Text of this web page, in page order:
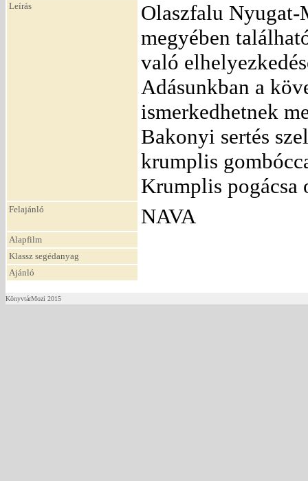
Leírás
Olaszfalu Nyugat-
megyében
való
Adásunkban a
ismerkedhetnek
Bakonyi sertés
krumplis
Krumplis pogácsa
Felajánló NAVA
Alapfilm
Klassz segédanyag
Ajánló
KönyvtárMozi 2015